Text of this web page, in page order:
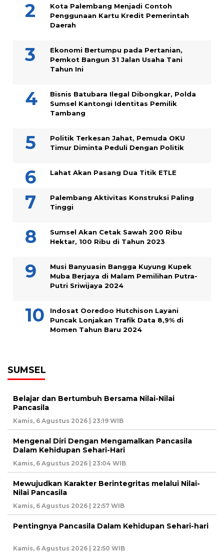
Kota Palembang Menjadi Contoh
Penggunaan Kartu Kredit Pemerintah
Daerah
Ekonomi Bertumpu pada Pertanian,
Pemkot Bangun 31 Jalan Usaha Tani
Tahun Ini
Bisnis Batubara Ilegal Dibongkar, Polda
Sumsel Kantongi Identitas Pemilik
Tambang
Politik Terkesan Jahat, Pemuda OKU
Timur Diminta Peduli Dengan Politik
Lahat Akan Pasang Dua Titik ETLE
Palembang Aktivitas Konstruksi Paling
Tinggi
Sumsel Akan Cetak Sawah 200 Ribu
Hektar, 100 Ribu di Tahun 2023
Musi Banyuasin Bangga Kuyung Kupek
Muba Berjaya di Malam Pemilihan Putra-
Putri Sriwijaya 2024
Indosat Ooredoo Hutchison Layani
Puncak Lonjakan Trafik Data 8,9% di
Momen Tahun Baru 2024
SUMSEL
Belajar dan Bertumbuh Bersama Nilai-Nilai
Pancasila
Kamis, 6 Agustus 2026 | 23:19 WIB
Mengenal Diri Dengan Mengamalkan Pancasila
Dalam Kehidupan Sehari-Hari
Kamis, 6 Agustus 2026 | 23:04 WIB
Mewujudkan Karakter Berintegritas melalui Nilai-
Nilai Pancasila
Kamis, 6 Agustus 2026 | 22:57 WIB
Pentingnya Pancasila Dalam Kehidupan Sehari-hari
Kamis, 6 Agustus 2026 | 22:50 WIB